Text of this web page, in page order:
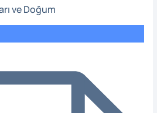
ve Doğum